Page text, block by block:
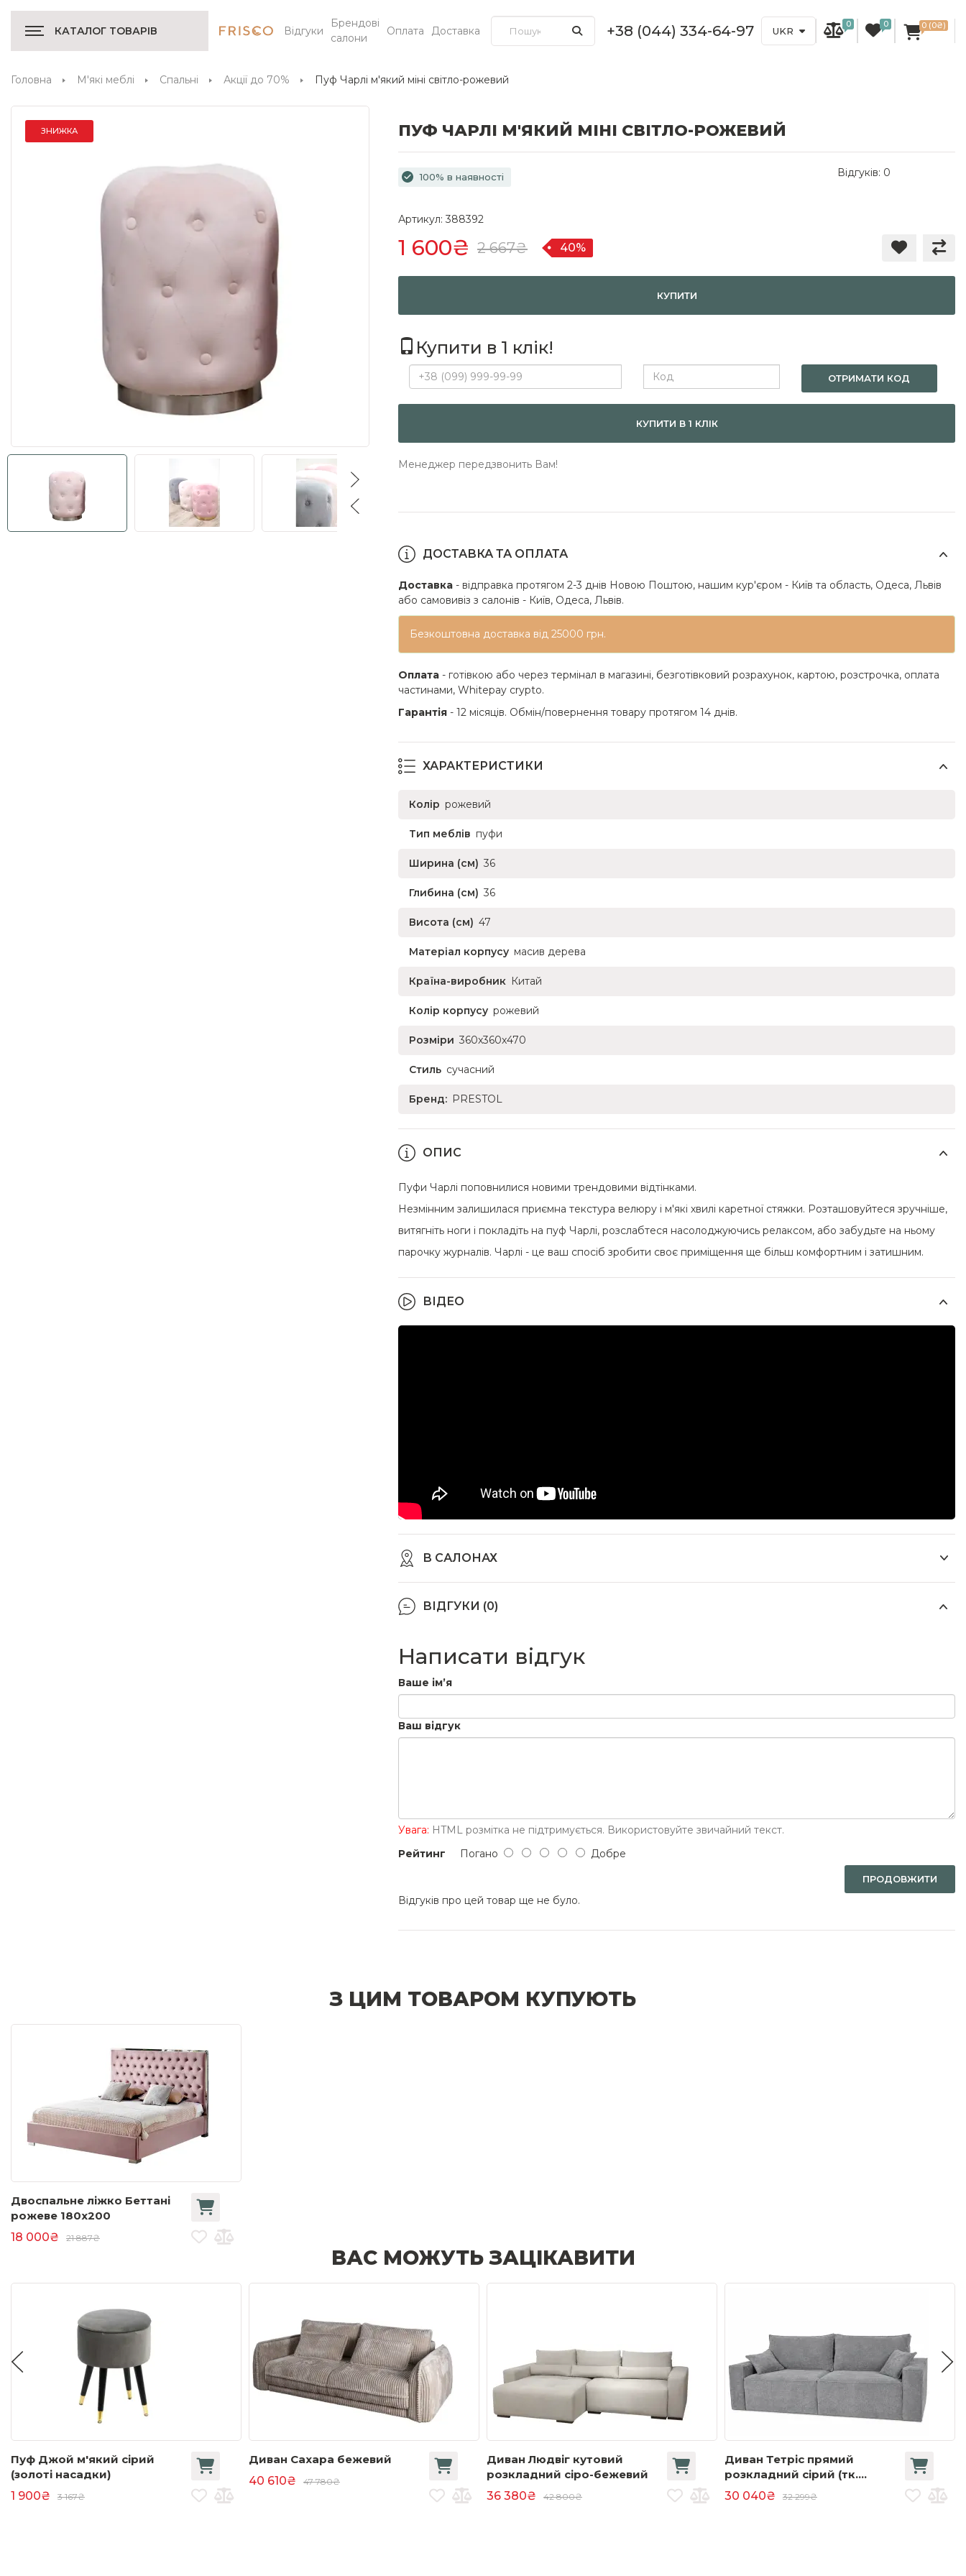
КАТАЛОГ ТОВАРІВ Відгуки
Брендові
салони
Оплата Доставка +38 (044) 334-64-97 UKR
0 0 0 (0₴)
Головна М'які меблі Спальні Акції до 70% Пуф Чарлі м'який міні світло-рожевий
ЗНИЖКА ПУФ ЧАРЛІ М'ЯКИЙ МІНІ СВІТЛО-РОЖЕВИЙ
100% в наявності Відгуків: 0
Артикул: 388392
1 600₴ 2 667₴ 40%
КУПИТИ
Купити в 1 клік!
ОТРИМАТИ КОД
КУПИТИ В 1 КЛІК
Менеджер передзвонить Вам!
ДОСТАВКА ТА ОПЛАТА
Доставка - відправка протягом 2-3 днів Новою Поштою, нашим кур'єром - Київ та область, Одеса, Львів
або самовивіз з салонів - Київ, Одеса, Львів.
Безкоштовна доставка від 25000 грн.
Оплата - готівкою або через термінал в магазині, безготівковий розрахунок, картою, розстрочка, оплата
частинами, Whitepay crypto.
Гарантія - 12 місяців. Обмін/повернення товару протягом 14 днів.
ХАРАКТЕРИСТИКИ
Колір рожевий
Тип меблів пуфи
Ширина (см) 36
Глибина (см) 36
Висота (см) 47
Матеріал корпусу масив дерева
Країна-виробник Китай
Колір корпусу рожевий
Розміри 360x360x470
Стиль сучасний
Бренд: PRESTOL
ОПИС
Пуфи Чарлі поповнилися новими трендовими відтінками.
Незмінним залишилася приємна текстура велюру і м'які хвилі каретної стяжки. Розташовуйтеся зручніше,
витягніть ноги і покладіть на пуф Чарлі, розслабтеся насолоджуючись релаксом, або забудьте на ньому
парочку журналів. Чарлі - це ваш спосіб зробити своє приміщення ще більш комфортним і затишним.
ВІДЕО
В САЛОНАХ
ВІДГУКИ (0)
Написати відгук
Ваше ім’я
Ваш відгук
Увага: HTML розмітка не підтримується. Використовуйте звичайний текст.
Рейтинг Погано Добре
ПРОДОВЖИТИ
Відгуків про цей товар ще не було.
З ЦИМ ТОВАРОМ КУПУЮТЬ
Двоспальне ліжко Беттані
рожеве 180x200
18 000₴
21 887₴
ВАС МОЖУТЬ ЗАЦІКАВИТИ
Пуф Джой м'який сірий
(золоті насадки)
1 900₴
3 167₴
Диван Сахара бежевий
40 610₴
47 780₴
Диван Людвіг кутовий
розкладний сіро-бежевий
36 380₴
42 800₴
Диван Тетріс прямий
розкладний сірий (тк.
Massimo 15)
30 040₴ 32 299₴